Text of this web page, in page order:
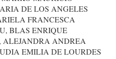
DE LOS ANGELES
FRANCESCA
BLAS ENRIQUE
ALEJANDRA ANDREA
EMILIA DE LOURDES